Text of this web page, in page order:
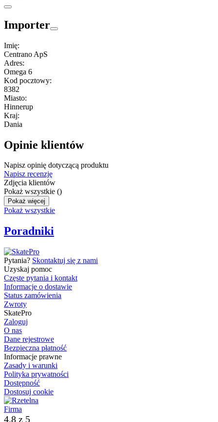
Importer
Imię:
Centrano ApS
Adres:
Omega 6
Kod pocztowy:
8382
Miasto:
Hinnerup
Kraj:
Dania
Opinie klientów
Napisz opinię dotyczącą produktu
Napisz recenzję
Zdjęcia klientów
Pokaż wszystkie ()
Pokaż więcej
Pokaż wszystkie
Poradniki
Pytania? Skontaktuj się z nami
Uzyskaj pomoc
Częste pytania i kontakt
Informacje o dostawie
Status zamówienia
Zwroty
SkatePro
Zaloguj
O nas
Dane rejestrowe
Bezpieczna płatność
Informacje prawne
Zasady i warunki
Polityka prywatności
Dostępność
Dostosuj cookie
4.8 z 5